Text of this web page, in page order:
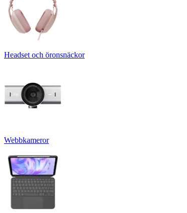
Headset och öronsnäckor
Webbkameror